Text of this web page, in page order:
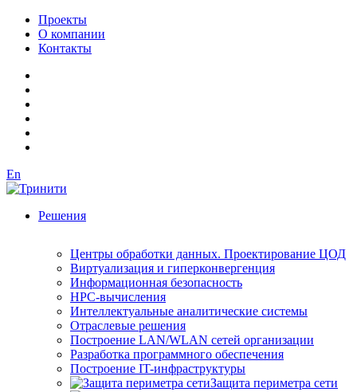
Проекты
О компании
Контакты
En
Решения
Центры обработки данных. Проектирование ЦОД
Виртуализация и гиперконвергенция
Информационная безопасность
HPC-вычисления
Интеллектуальные аналитические системы
Отраслевые решения
Построение LAN/WLAN сетей организации
Разработка программного обеспечения
Построение IT-инфраструктуры
Защита периметра сети